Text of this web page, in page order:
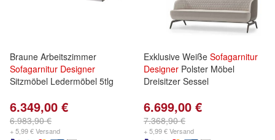
Braune Arbeitszimmer
Sofagarnitur Designer
Sitzmöbel Ledermöbel 5tlg
6.349,00 €
6.983,90 €
+ 5,99 € Versand
Exklusive Weiße Sofagarnitur
Designer Polster Möbel
Dreisitzer Sessel
6.699,00 €
7.368,90 €
+ 5,99 € Versand